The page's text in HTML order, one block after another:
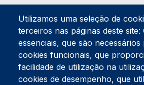
Tel:234 390 100Fax:234 390 100
Utilizamos uma seleção de
terceiros nas páginas deste site:
essenciais, que são
cookies funcionais, que
facilidade de utilização na
cookies de desempenho, que